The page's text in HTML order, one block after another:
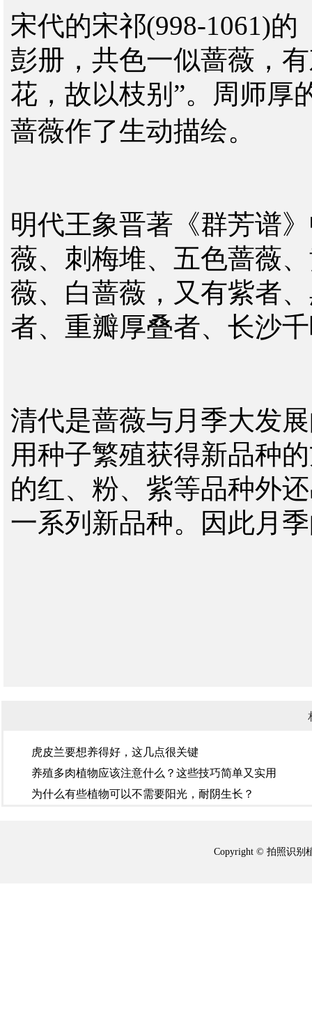
宋代的宋祁(998-1061)的
彭册，共色一似蔷薇，
花，故以枝别”。周师厚
蔷薇作了生动描绘。
明代王象晋著《群芳谱
薇、刺梅堆、五色蔷薇
薇、白蔷薇，又有紫者
者、重瓣厚叠者、长沙
清代是蔷薇与月季大发
用种子繁殖获得新品种
的红、粉、紫等品种外
一系列新品种。因此月
虎皮兰要想养得好，这几点很关键
养殖多肉植物应该注意什么？这些技巧简单又实用
为什么有些植物可以不需要阳光，耐阴生长？
Copyright © 拍照识别